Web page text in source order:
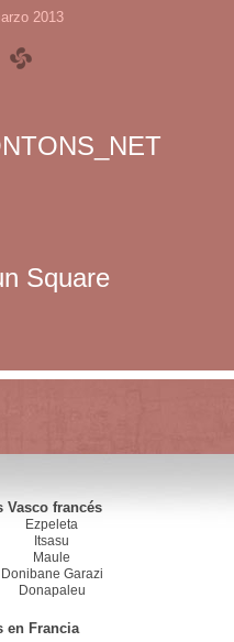
2013
Square
Vasco francés
Ezpeleta
Itsasu
Maule
Donibane Garazi
Donapaleu
en Francia